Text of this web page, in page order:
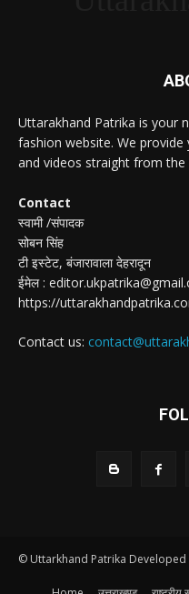
Uttarakhand Patrika is your
fashion website. We
and videos straight from the
Contact
स्वामी /संपादक
सोबन सिंह
टी इस्टेट, बंजारावाला देहरादून
ईमेल :
https://
Contact us:
© Uttarkhand Patrika